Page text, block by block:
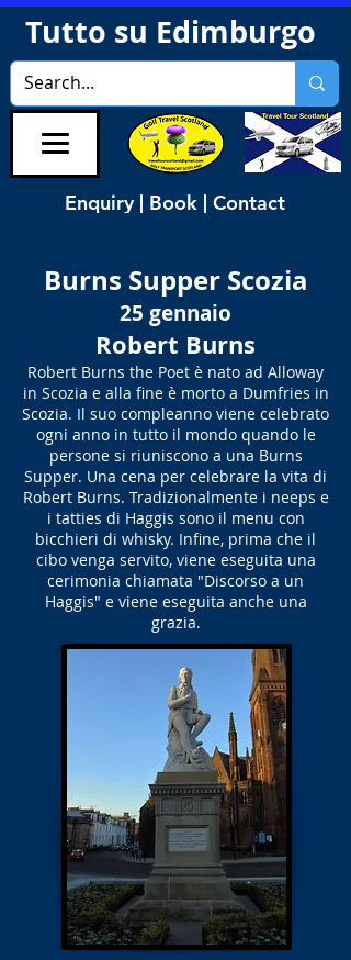
Tutto su Edimburgo
Enquiry | Book | Contact
Burns Supper Scozia
25 gennaio
Robert Burns
Robert Burns the Poet è nato ad Alloway
in Scozia e alla fine è morto a Dumfries in
Scozia. Il suo compleanno viene celebrato
ogni anno in tutto il mondo quando le
persone si riuniscono a una Burns
Supper. Una cena per celebrare la vita di
Robert Burns. Tradizionalmente i neeps e
i tatties di Haggis sono il menu con
bicchieri di whisky. Infine, prima che il
cibo venga servito, viene eseguita una
cerimonia chiamata "Discorso a un
Haggis" e viene eseguita anche una
grazia.